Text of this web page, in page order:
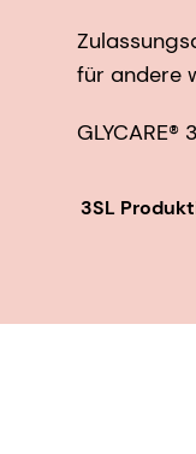
für andere
3SL